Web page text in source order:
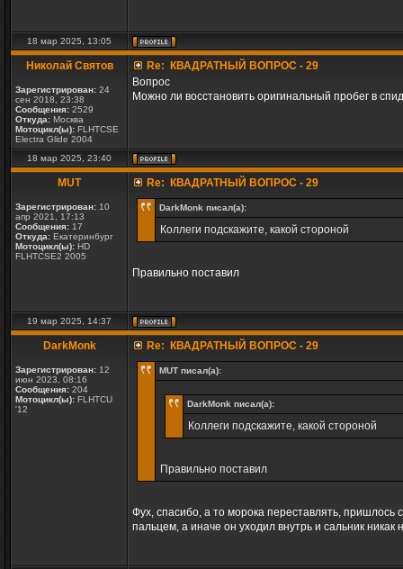
18 мар 2025, 13:05
Николай Святов
Зарегистрирован: 24
сен 2018, 23:38
Сообщения: 2529
Откуда: Москва
Мотоцикл(ы): FLHTCSE
Electra Glide 2004
Re: КВАДРАТНЫЙ ВОПРОС - 29
Вопрос
Можно ли восстановить оригинальный пробег в
18 мар 2025, 23:40
MUT
Зарегистрирован: 10
апр 2021, 17:13
Сообщения: 17
Откуда: Екатеринбург
Мотоцикл(ы): HD
FLHTCSE2 2005
Re: КВАДРАТНЫЙ ВОПРОС - 29
DarkMonk писал(а):
Коллеги подскажите, какой стороной
Правильно поставил
19 мар 2025, 14:37
DarkMonk
Зарегистрирован: 12
июн 2023, 08:16
Сообщения: 204
Мотоцикл(ы): FLHTCU
'12
Re: КВАДРАТНЫЙ ВОПРОС - 29
MUT писал(а):
DarkMonk писал(а):
Коллеги подскажите, какой стороной
Правильно поставил
Фух, спасибо, а то морока переставлять,
пальцем, а иначе он уходил внутрь и сальник никак